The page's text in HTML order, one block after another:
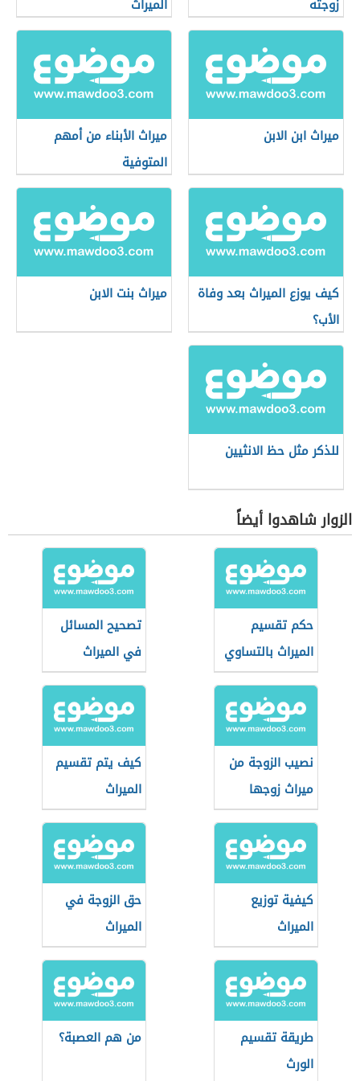
زوجته الميراث
ميراث ابن الابن
ميراث الأبناء من أمهم
المتوفية
كيف يوزع الميراث بعد وفاة
الأب؟
ميراث بنت الابن
للذكر مثل حظ الانثيين
الزوار شاهدوا أيضاً
حكم تقسيم
الميراث بالتساوي
تصحيح المسائل
في الميراث
نصيب الزوجة من
ميراث زوجها
كيف يتم تقسيم
الميراث
كيفية توزيع
الميراث
حق الزوجة في
الميراث
طريقة تقسيم
الورث
من هم العصبة؟